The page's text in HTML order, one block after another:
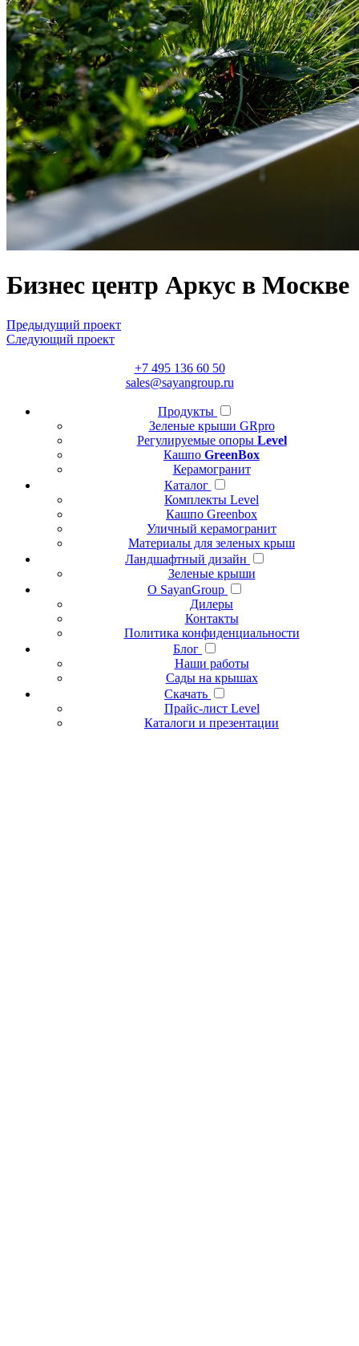
Бизнес центр Аркус в Москве
Предыдущий проект
Следующий проект
+7 495 136 60 50
sales@sayangroup.ru
Продукты
Зеленые крыши GRpro
Регулируемые опоры Level
Кашпо GreenBox
Керамогранит
Каталог
Комплекты Level
Кашпо Greenbox
Уличный керамогранит
Материалы для зеленых крыш
Ландшафтный дизайн
Зеленые крыши
О SayanGroup
Дилеры
Контакты
Политика конфиденциальности
Блог
Наши работы
Сады на крышах
Скачать
Прайс-лист Level
Каталоги и презентации